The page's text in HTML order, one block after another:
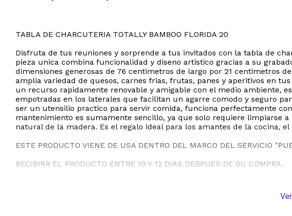
TABLA DE CHARCUTERIA TOTALLY BAMBOO FLORIDA 20
Disfruta de tus reuniones y sorprende a tus invitados con la tabla de
pieza unica combina funcionalidad y diseno artistico gracias a su
dimensiones generosas de 76 centimetros de largo por 21 centimetros
amplia variedad de quesos, carnes frias, frutas, panes y aperitivos en
un recurso rapidamente renovable y amigable con el medio ambiente,
empotradas en los laterales que facilitan un agarre comodo y seguro
ser un utensilio practico para servir comida, funciona perfectamente
mantenimiento es sumamente sencillo, ya que solo requiere limpiarse
natural de la madera. Es el regalo ideal para los amantes de la cocina,
ESTE PRODUCTO VIENE DE USA DENTRO DEL MARCO DEL SERVICIO
RECIBIRA EL PRODUCTO ENTRE 10 Y 12 DIAS DESPUES DE SU COMPRA.